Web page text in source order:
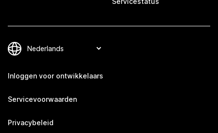
Inloggen voor ontwikkelaars
Servicevoorwaarden
Privacybeleid